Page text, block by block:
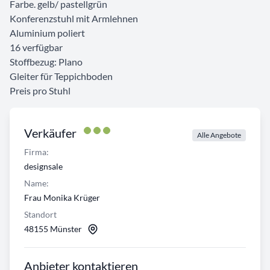
Verkäufer Alle Angebote
Firma:
designsale
Name:
Frau Monika Krüger
Standort
48155 Münster
Anbieter kontaktieren
Farbe. gelb/ pastellgrün
Konferenzstuhl mit Armlehnen
Aluminium poliert
16 verfügbar
Stoffbezug: Plano
Gleiter für Teppichboden
Preis pro Stuhl